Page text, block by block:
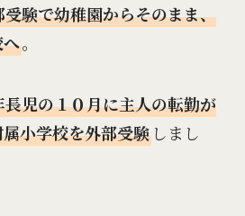
受験で幼稚園からそのまま、
。
長児の１０月に主人の転勤が
小学校を外部受験しまし